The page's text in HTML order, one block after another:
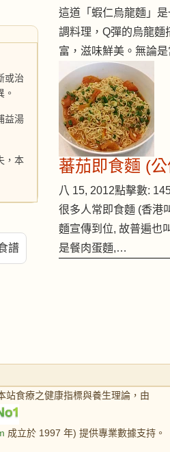
或治
益湯
，本
譜
這道「蝦仁烏龍麵」
調料理，Q彈的烏龍麵
富，滋味鮮美。無論
蕃茄即食麵 (
八 15, 2012點擊數:
很多人常即食麵 (香港
麵宣傳到位, 故普遍也
是餐肉蛋麵,…
站食療之健康指標與養生理論，由
成立於 1997 年) 提供專業數據支持。